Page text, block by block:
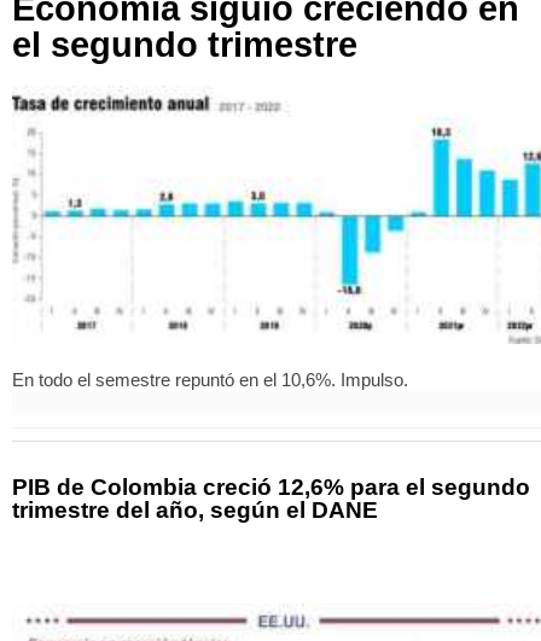
Economía siguió creciendo en
el segundo trimestre
En todo el semestre repuntó en el 10,6%. Impulso.
PIB de Colombia creció 12,6% para el segundo
trimestre del año, según el DANE